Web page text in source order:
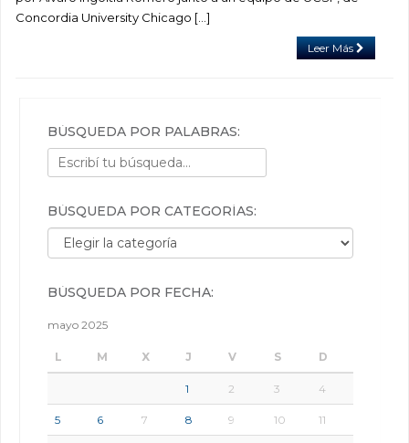
Concordia University Chicago [...]
Leer Más
BÚSQUEDA POR PALABRAS:
BÚSQUEDA POR CATEGORÍAS:
Búsqueda por categorías:
BÚSQUEDA POR FECHA:
mayo 2025
L M X J V S D
1 2 3 4
5 6 7 8 9 10 11